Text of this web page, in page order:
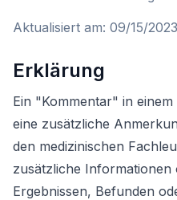
Aktualisiert am: 09/15/
Erklärung
Ein "Kommentar" in
eine zusätzliche
den medizinischen
zusätzliche
Ergebnissen, Befunden